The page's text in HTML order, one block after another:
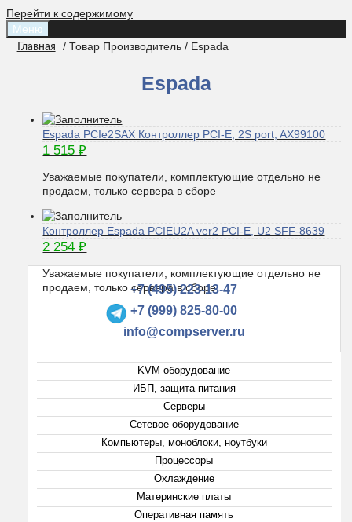
Перейти к содержимому
Меню
Главная / Товар Производитель / Espada
Espada
Espada PCIe2SAX Контроллер PCI-E, 2S port, AX99100
1 515₽
Уважаемые покупатели, комплектующие отдельно не
продаем, только сервера в сборе
Контроллер Espada PCIEU2A ver2 PCI-E, U2 SFF-8639
2 254₽
Уважаемые покупатели, комплектующие отдельно не
продаем, только сервера в сборе
+7 (495) 223-13-47
+7 (999) 825-80-00
info@compserver.ru
KVM оборудование
ИБП, защита питания
Серверы
Сетевое оборудование
Компьютеры, моноблоки, ноутбуки
Процессоры
Охлаждение
Материнские платы
Оперативная память